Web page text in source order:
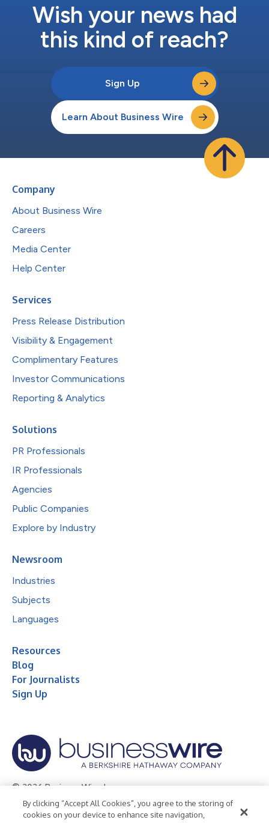
Wish your news had
this kind of reach?
Sign Up
Learn About Business Wire
Company
About Business Wire
Careers
Media Center
Help Center
Services
Press Release Distribution
Visibility & Engagement
Complimentary Features
Investor Communications
Reporting & Analytics
Solutions
PR Professionals
IR Professionals
Agencies
Public Companies
Explore by Industry
Newsroom
Industries
Subjects
Languages
Resources
Blog
For Journalists
Sign Up
© 2026 Business Wire, Inc.
Privacy Policy Cookie Policy Accessibility Statement
By clicking “Accept All Cookies”, you agree to the storing of
cookies on your device to enhance site navigation,